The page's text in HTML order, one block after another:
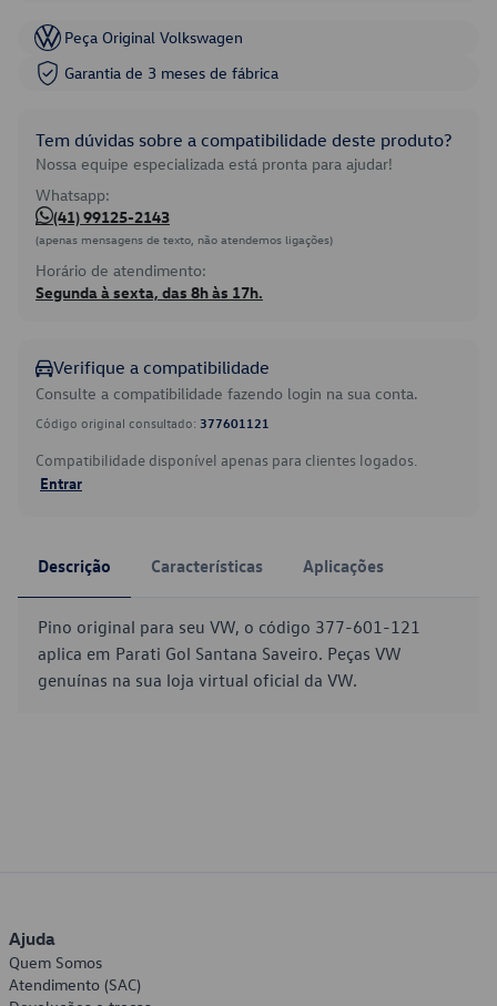
Peça Original Volkswagen
Garantia de 3 meses de fábrica
Tem dúvidas sobre a compatibilidade deste produto?
Nossa equipe especializada está pronta para ajudar!
Whatsapp:
(41) 99125-2143
(apenas mensagens de texto, não atendemos ligações)
Horário de atendimento:
Segunda à sexta, das 8h às 17h.
Verifique a compatibilidade
Consulte a compatibilidade fazendo login na sua conta.
Código original consultado: 377601121
Compatibilidade disponível apenas para clientes logados.
Entrar
Descrição Características Aplicações
Pino original para seu VW, o código 377-601-121
aplica em Parati Gol Santana Saveiro. Peças VW
genuínas na sua loja virtual oficial da VW.
Ajuda
Quem Somos
Atendimento (SAC)